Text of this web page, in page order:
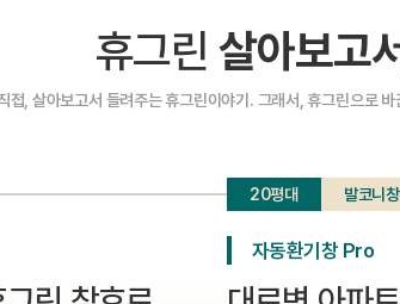
휴그린살아보고서
접, 살아보고서 들려주는 휴그린이야기. 그래서, 휴그린으로
20평대 발코니창
자동환기창 Pro